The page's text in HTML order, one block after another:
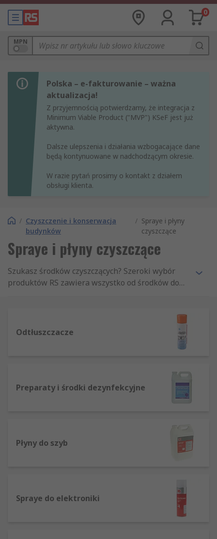
0
MPN
Polska – e-fakturowanie – ważna
aktualizacja!
Z przyjemnością potwierdzamy, że integracja z
Minimum Viable Product ("MVP") KSeF jest już
aktywna.
Dalsze ulepszenia i działania wzbogacające dane
będą kontynuowane w nadchodzącym okresie.
W razie pytań prosimy o kontakt z działem
obsługi klienta.
/ Czyszczenie i konserwacja
budynków
/ Spraye i płyny
czyszczące
Spraye i płyny czyszczące
Szukasz środków czyszczących? Szeroki wybór
produktów RS zawiera wszystko od środków do
Odtłuszczacze
Preparaty i środki dezynfekcyjne
Płyny do szyb
Spraye do elektroniki